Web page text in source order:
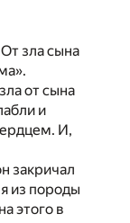
зла сына
от сына
и
И,
закричал
из породы
этого в